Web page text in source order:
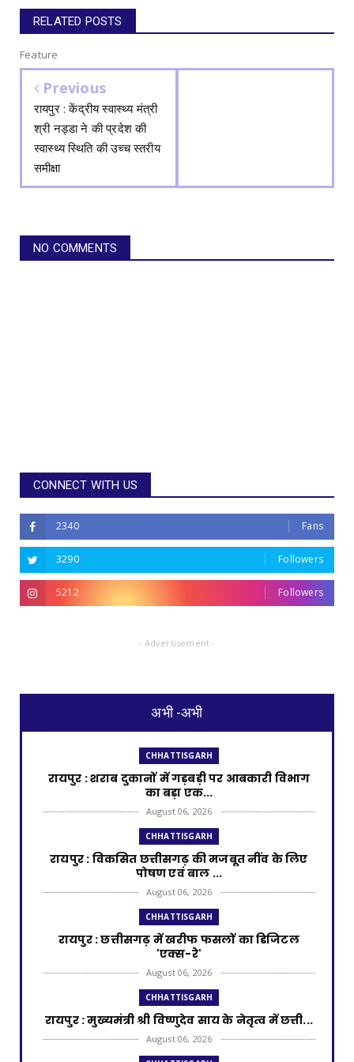
RELATED POSTS
Feature
Previous
रायपुर : केंद्रीय स्वास्थ्य मंत्री
श्री नड्डा ने की प्रदेश की
स्वास्थ्य स्थिति की उच्च स्तरीय
समीक्षा
NO COMMENTS
CONNECT WITH US
2340 Fans
3290 Followers
5212 Followers
- Advertisement -
अभी -अभी
CHHATTISGARH
रायपुर : शराब दुकानों में गड़बड़ी पर आबकारी विभाग
का बड़ा एक...
August 06, 2026
CHHATTISGARH
रायपुर : विकसित छत्तीसगढ़ की मजबूत नींव के लिए
पोषण एवं बाल ...
August 06, 2026
CHHATTISGARH
​रायपुर : ​छत्तीसगढ़ में खरीफ फसलों का डिजिटल
'एक्स-रे'
August 06, 2026
CHHATTISGARH
रायपुर : मुख्यमंत्री श्री विष्णुदेव साय के नेतृत्व में छत्ती...
August 06, 2026